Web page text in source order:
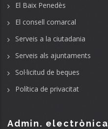
El Baix Penedès
El consell comarcal
Serveis a la ciutadania
Serveis als ajuntaments
Sol·licitud de beques
Política de privacitat
Admin. electrònica